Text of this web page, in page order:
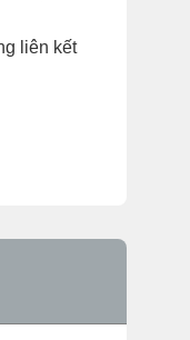
liên kết